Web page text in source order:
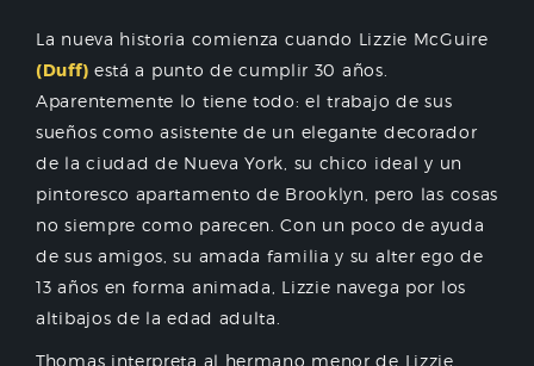
La nueva historia comienza cuando Lizzie McGuire
(Duff) está a punto de cumplir 30 años.
Aparentemente lo tiene todo: el trabajo de sus
sueños como asistente de un elegante decorador
de la ciudad de Nueva York, su chico ideal y un
pintoresco apartamento de Brooklyn, pero las cosas
no siempre como parecen. Con un poco de ayuda
de sus amigos, su amada familia y su alter ego de
13 años en forma animada, Lizzie navega por los
altibajos de la edad adulta.
Thomas interpreta al hermano menor de Lizzie,